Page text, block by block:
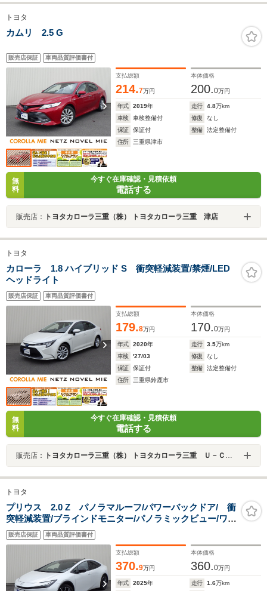
トヨタ
カムリ 2.5 G
販売店保証 車両品質評価書付
支払総額
214.7万円
本体価格
200.0万円
年式 2019年 走行 4.8万km
車検
車検整備付 修復
なし
保証
保証付 整備
法定整備付
住所
三重県津市
無
料
今すぐ在庫確認・見積依頼
電話する
販売店： トヨタカローラ三重（株） トヨタカローラ三重 津店
トヨタ
カローラ 1.8 ハイブリッド S 衝突軽減装置/禁煙/LED
ヘッドライト
販売店保証 車両品質評価書付
支払総額
179.8万円
本体価格
170.0万円
年式 2020年 走行 3.5万km
車検
'27/03 修復
なし
保証
保証付 整備
法定整備付
住所
三重県鈴鹿市
無
料
今すぐ在庫確認・見積依頼
電話する
販売店： トヨタカローラ三重（株） トヨタカローラ三重 Ｕ－Ｃａｒ鈴鹿店
トヨタ
プリウス 2.0 Z パノラマルーフ/パワーバックドア/ 衝
突軽減装置/ブラインドモニター/パノラミックビュー/ワン
オーナー/禁煙
販売店保証 車両品質評価書付
支払総額
370.9万円
本体価格
360.0万円
年式 2025年 走行 1.6万km